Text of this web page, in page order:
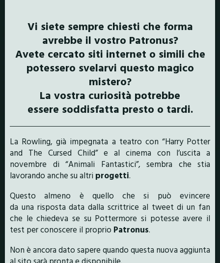
Vi siete sempre chiesti che forma
avrebbe il vostro Patronus?
Avete cercato siti internet o simili che
potessero svelarvi questo magico
mistero?
La vostra curiosità potrebbe
essere soddisfatta presto o tardi.
La Rowling, già impegnata a teatro con “Harry Potter
and The Cursed Child” e al cinema con l’uscita a
novembre di “Animali Fantastici”, sembra che stia
lavorando anche su altri progetti.
Questo almeno è quello che si può evincere
da una risposta data dalla scrittrice al tweet di un fan
che le chiedeva se su Pottermore si potesse avere il
test per conoscere il proprio Patronus.
Non è ancora dato sapere quando questa nuova aggiunta